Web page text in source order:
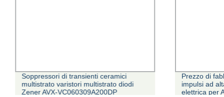
Soppressori di transienti ceramici
multistrato varistori multistrato diodi
Zener AVX-VC060309A200DP
Prezzo di
impulsi ad
elettrica per